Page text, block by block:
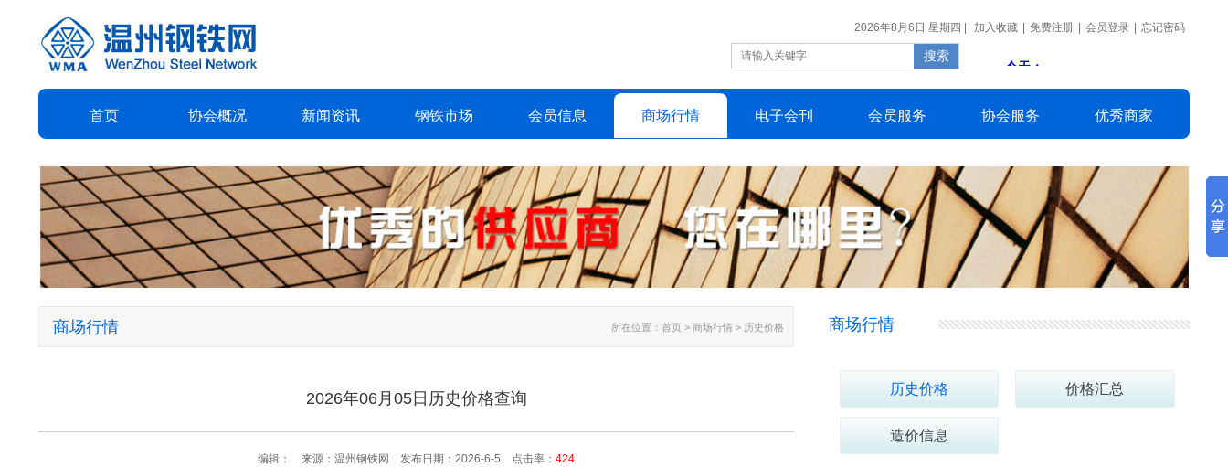
2026年8月6日 星期四 | 加入收藏 | 免费注册 | 会员登录 | 忘记密码
首页 协会概况 新闻资讯 钢铁市场 会员信息 商场行情 电子会刊 会员服务 协会服务 优秀商家
所在位置：首页 > 商场行情 > 历史价格
商场行情
2026年06月05日历史价格查询
编辑： 来源：温州钢铁网 发布日期：2026-6-5 点击率：424
商场行情
历史价格 价格汇总
造价信息